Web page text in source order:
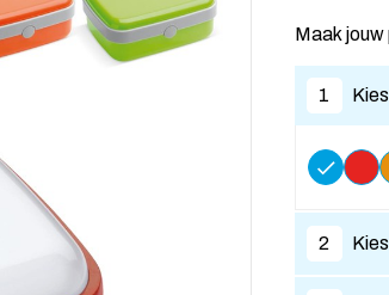
Maak
1
2